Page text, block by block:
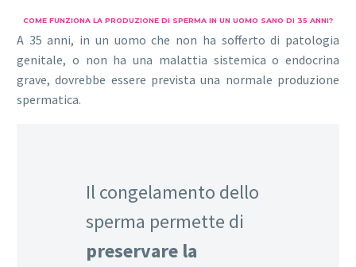
COME FUNZIONA LA PRODUZIONE DI SPERMA IN UN UOMO SANO DI 35 ANNI?
A 35 anni, in un uomo che non ha sofferto di patologia
genitale, o non ha una malattia sistemica o endocrina
grave, dovrebbe essere prevista una normale produzione
spermatica.
Il congelamento dello
sperma permette di
preservare la